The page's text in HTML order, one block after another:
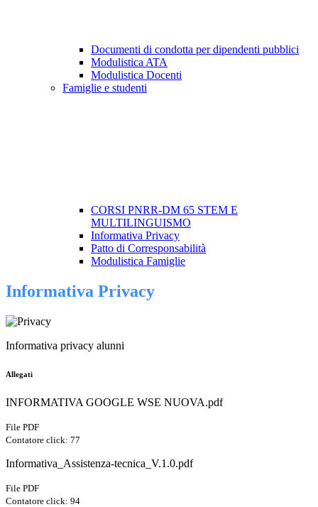
Documenti di condotta per dipendenti pubblici
Modulistica ATA
Modulistica Docenti
Famiglie e studenti
CORSI PNRR-DM 65 STEM E
MULTILINGUISMO
Informativa Privacy
Patto di Corresponsabilità
Modulistica Famiglie
Informativa Privacy
Informativa privacy alunni
Allegati
INFORMATIVA GOOGLE WSE NUOVA.pdf
File PDF
Contatore click: 77
Informativa_Assistenza-tecnica_V.1.0.pdf
File PDF
Contatore click: 94